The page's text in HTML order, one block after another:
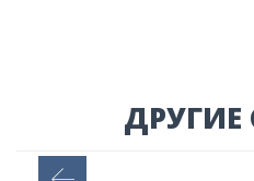
ДРУГИЕ